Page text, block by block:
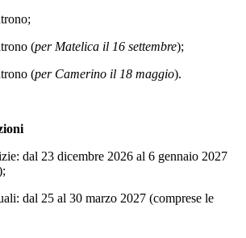
(per Matelica il 16 settembre);
(per Camerino il 18 maggio).
dal 23 dicembre 2026 al 6 gennaio 2027
dal 25 al 30 marzo 2027 (comprese le